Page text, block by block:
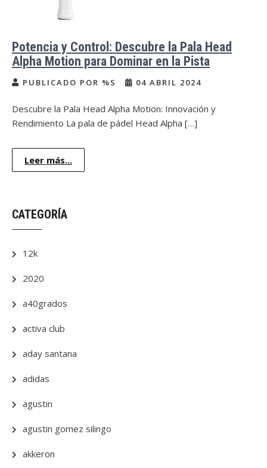
Potencia y Control: Descubre la Pala Head
Alpha Motion para Dominar en la Pista
PUBLICADO POR %S 04 ABRIL 2024
Descubre la Pala Head Alpha Motion: Innovación y
Rendimiento La pala de pádel Head Alpha […]
Leer más...
CATEGORÍA
12k
2020
a40grados
activa club
aday santana
adidas
agustin
agustin gomez silingo
akkeron